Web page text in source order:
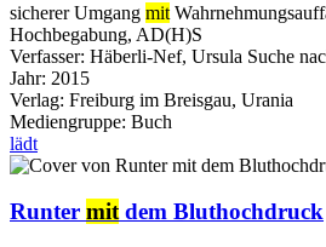
sicherer Umgang mit
Hochbegabung, AD(H)S
Verfasser: Häberli-Nef, Ursula Suche
Jahr: 2015
Verlag: Freiburg im Breisgau, Urania
Mediengruppe: Buch
lädt
Runter mitdem Bluthochdruck